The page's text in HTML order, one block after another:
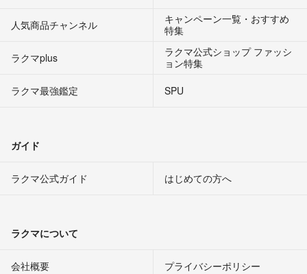
人気商品チャンネル
キャンペーン一覧・おすすめ
特集
ラクマplus
ラクマ公式ショップ ファッシ
ョン特集
ラクマ最強鑑定
SPU
ガイド
ラクマ公式ガイド はじめての方へ
ラクマについて
会社概要 プライバシーポリシー